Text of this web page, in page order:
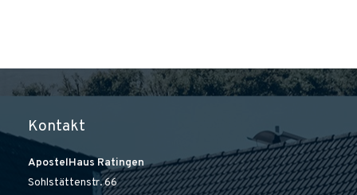
Kontakt
ApostelHaus Ratingen
Sohlstättenstr. 66